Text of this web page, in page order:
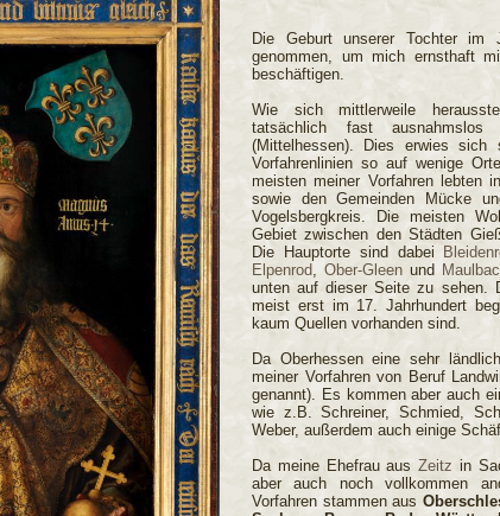
Die Geburt unserer Tochter
genommen, um mich ernsthaft
beschäftigen.
Wie sich mittlerweile
tatsächlich fast
(Mittelhessen). Dies erwies
Vorfahrenlinien so auf wenige
meisten meiner Vorfahren lebten
sowie den Gemeinden Mücke
Vogelsbergkreis. Die meisten
Gebiet zwischen den Städten
Die Hauptorte sind dabei
Elpenrod, Ober-Gleenund
unten auf dieser Seite zu sehen.
meist erst im 17. Jahrhundert
kaum Quellen vorhanden sind.
Da Oberhessen eine sehr
meiner Vorfahren von Beruf
genannt). Es kommen aber auch
wie z.B. Schreiner, Schmied,
Weber, außerdem auch einige
Da meine Ehefrau ausZeitz in
aber auch noch vollkommen
Vorfahren stammen aus